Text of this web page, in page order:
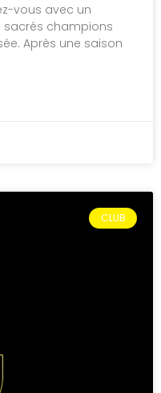
vous avec un
sacrés champions
Après une saison
CLUB